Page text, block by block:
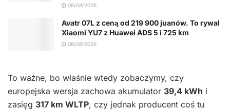
08/08/2026
Avatr 07L z ceną od 219 900 juanów. To rywal
Xiaomi YU7 z Huawei ADS 5 i 725 km
08/08/2026
To ważne, bo właśnie wtedy zobaczymy, czy
europejska wersja zachowa akumulator 39,4 kWh i
zasięg 317 km WLTP, czy jednak producent coś tu